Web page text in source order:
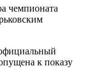
чемпионата
к показу